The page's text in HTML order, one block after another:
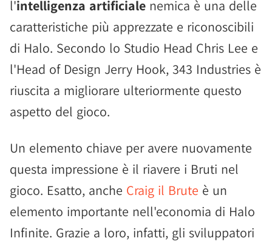
l'intelligenza artificiale nemica è una delle
caratteristiche più apprezzate e riconoscibili
di Halo. Secondo lo Studio Head Chris Lee e
l'Head of Design Jerry Hook, 343 Industries è
riuscita a migliorare ulteriormente questo
aspetto del gioco.
Un elemento chiave per avere nuovamente
questa impressione è il riavere i Bruti nel
gioco. Esatto, anche Craig il Brute è un
elemento importante nell'economia di Halo
Infinite. Grazie a loro, infatti, gli sviluppatori